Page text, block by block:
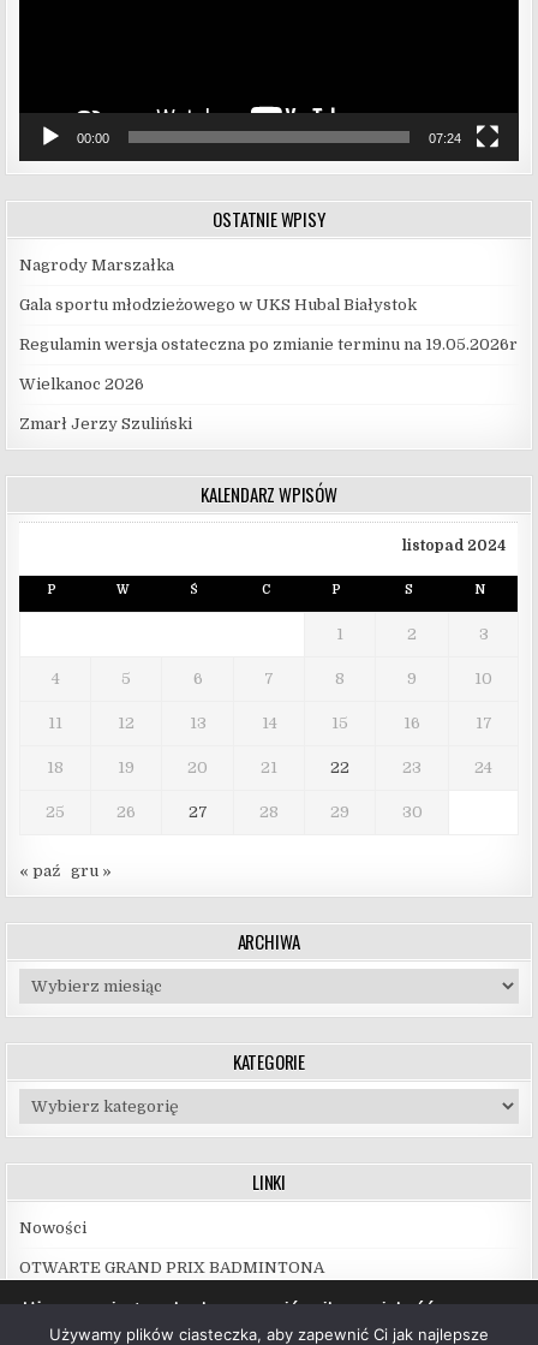
00:00 07:24
OSTATNIE WPISY
Nagrody Marszałka
Gala sportu młodzieżowego w UKS Hubal Białystok
Regulamin wersja ostateczna po zmianie terminu na 19.05.2026r
Wielkanoc 2026
Zmarł Jerzy Szuliński
KALENDARZ WPISÓW
listopad 2024
P W Ś C P S N
1 2 3
4 5 6 7 8 9 10
11 12 13 14 15 16 17
18 19 20 21 22 23 24
25 26 27 28 29 30
« paź gru »
ARCHIWA
Archiwa
KATEGORIE
Kategorie
LINKI
Nowości
OTWARTE GRAND PRIX BADMINTONA
Używamy ciasteczek, aby zapewnić najlepszą jakość
korzystania z naszej witryny.
Używamy plików ciasteczka, aby zapewnić Ci jak najlepsze